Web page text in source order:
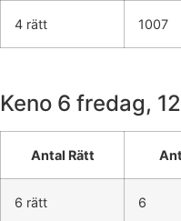
4 rätt 1007
Keno 6 fredag,
Antal Rätt
6 rätt 6